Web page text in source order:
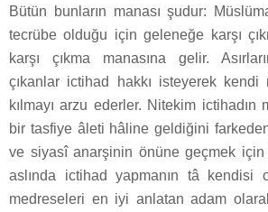
Bütün bunların manası şudur:
tecrübe olduğu için geleneğe karşı
karşı çıkma manasına gelir.
çıkanlar ictihad hakkı isteyerek kendi
kılmayı arzu ederler. Nitekim ictihadın
bir tasfiye âleti hâline geldiğini
ve siyasî anarşinin önüne geçmek için
aslında ictihad yapmanın tâ kendisi
medreseleri en iyi anlatan adam